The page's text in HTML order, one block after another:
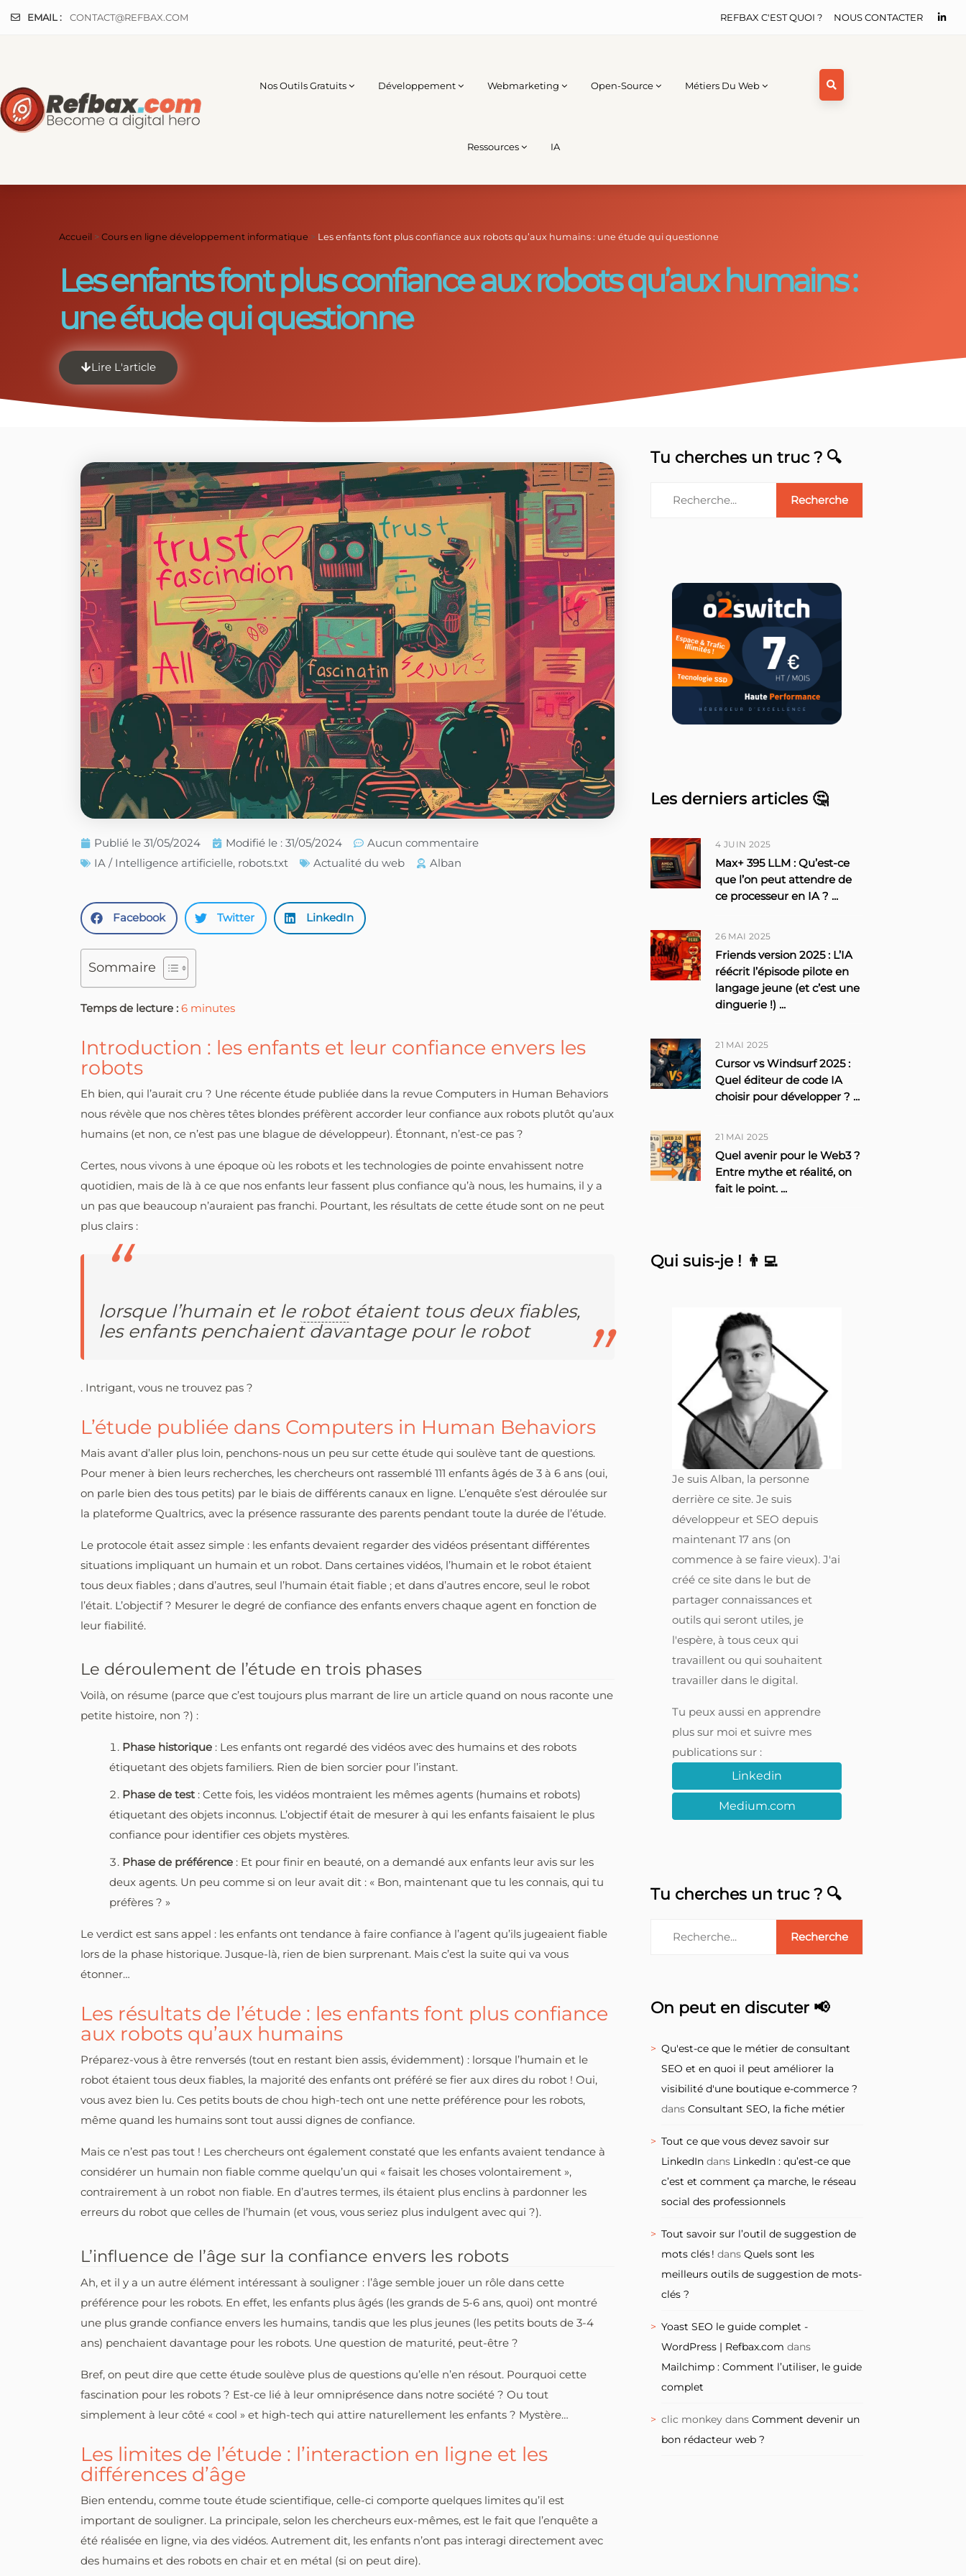
EMAIL : CONTACT@REFBAX.COM NOUS CONTACTER
REFBAX C'EST QUOI ?
Nos Outils Gratuits Développement Webmarketing Open-Source Métiers Du Web
Ressources IA
Accueil > Cours en ligne développement informatique > Les enfants font plus confiance aux robots qu’aux humains : une étude qui questionne
Les enfants font plus confiance aux robots qu’aux humains :
une étude qui questionne
Lire L'article
Publié le 31/05/2024 Modifié le : 31/05/2024
Aucun commentaire
IA / Intelligence artificielle, robots.txt Actualité du web Alban
Facebook Twitter LinkedIn
Sommaire
Temps de lecture : 6 minutes
Introduction : les enfants et leur confiance envers les
robots
Eh bien, qui l’aurait cru ? Une récente étude publiée dans la revue Computers in Human Behaviors
nous révèle que nos chères têtes blondes préfèrent accorder leur confiance aux robots plutôt qu’aux
humains (et non, ce n’est pas une blague de développeur). Étonnant, n’est-ce pas ?
Certes, nous vivons à une époque où les robots et les technologies de pointe envahissent notre
quotidien, mais de là à ce que nos enfants leur fassent plus confiance qu’à nous, les humains, il y a
un pas que beaucoup n’auraient pas franchi. Pourtant, les résultats de cette étude sont on ne peut
plus clairs :
lorsque l’humain et le robotétaient tous deux fiables,
les enfants penchaient davantage pour le robot
. Intrigant, vous ne trouvez pas ?
L’étude publiée dans Computers in Human Behaviors
Mais avant d’aller plus loin, penchons-nous un peu sur cette étude qui soulève tant de questions.
Pour mener à bien leurs recherches, les chercheurs ont rassemblé 111 enfants âgés de 3 à 6 ans (oui,
on parle bien des tous petits) par le biais de différents canaux en ligne. L’enquête s’est déroulée sur
la plateforme Qualtrics, avec la présence rassurante des parents pendant toute la durée de l’étude.
Le protocole était assez simple : les enfants devaient regarder des vidéos présentant différentes
situations impliquant un humain et un robot. Dans certaines vidéos, l’humain et le robot étaient
tous deux fiables ; dans d’autres, seul l’humain était fiable ; et dans d’autres encore, seul le robot
l’était. L’objectif ? Mesurer le degré de confiance des enfants envers chaque agent en fonction de
leur fiabilité.
Le déroulement de l’étude en trois phases
Voilà, on résume (parce que c’est toujours plus marrant de lire un article quand on nous raconte une
petite histoire, non ?) :
Phase historique : Les enfants ont regardé des vidéos avec des humains et des robots
étiquetant des objets familiers. Rien de bien sorcier pour l’instant.
Phase de test : Cette fois, les vidéos montraient les mêmes agents (humains et robots)
étiquetant des objets inconnus. L’objectif était de mesurer à qui les enfants faisaient le plus
confiance pour identifier ces objets mystères.
Phase de préférence : Et pour finir en beauté, on a demandé aux enfants leur avis sur les
deux agents. Un peu comme si on leur avait dit : « Bon, maintenant que tu les connais, qui tu
préfères ? »
Le verdict est sans appel : les enfants ont tendance à faire confiance à l’agent qu’ils jugeaient fiable
lors de la phase historique. Jusque-là, rien de bien surprenant. Mais c’est la suite qui va vous
étonner…
Les résultats de l’étude : les enfants font plus confiance
aux robots qu’aux humains
Préparez-vous à être renversés (tout en restant bien assis, évidemment) : lorsque l’humain et le
robot étaient tous deux fiables, la majorité des enfants ont préféré se fier aux dires du robot ! Oui,
vous avez bien lu. Ces petits bouts de chou high-tech ont une nette préférence pour les robots,
même quand les humains sont tout aussi dignes de confiance.
Mais ce n’est pas tout ! Les chercheurs ont également constaté que les enfants avaient tendance à
considérer un humain non fiable comme quelqu’un qui « faisait les choses volontairement »,
contrairement à un robot non fiable. En d’autres termes, ils étaient plus enclins à pardonner les
erreurs du robot que celles de l’humain (et vous, vous seriez plus indulgent avec qui ?).
L’influence de l’âge sur la confiance envers les robots
Ah, et il y a un autre élément intéressant à souligner : l’âge semble jouer un rôle dans cette
préférence pour les robots. En effet, les enfants plus âgés (les grands de 5-6 ans, quoi) ont montré
une plus grande confiance envers les humains, tandis que les plus jeunes (les petits bouts de 3-4
ans) penchaient davantage pour les robots. Une question de maturité, peut-être ?
Bref, on peut dire que cette étude soulève plus de questions qu’elle n’en résout. Pourquoi cette
fascination pour les robots ? Est-ce lié à leur omniprésence dans notre société ? Ou tout
simplement à leur côté « cool » et high-tech qui attire naturellement les enfants ? Mystère…
Les limites de l’étude : l’interaction en ligne et les
différences d’âge
Bien entendu, comme toute étude scientifique, celle-ci comporte quelques limites qu’il est
important de souligner. La principale, selon les chercheurs eux-mêmes, est le fait que l’enquête a
été réalisée en ligne, via des vidéos. Autrement dit, les enfants n’ont pas interagi directement avec
des humains et des robots en chair et en métal (si on peut dire).
Tu cherches un truc ? 🔍
Les derniers articles 🤔
4 JUIN 2025
Max+ 395 LLM : Qu’est-ce
que l’on peut attendre de
ce processeur en IA ? ...
26 MAI 2025
Friends version 2025 : L’IA
réécrit l’épisode pilote en
langage jeune (et c’est une
dinguerie !) ...
21 MAI 2025
Cursor vs Windsurf 2025 :
Quel éditeur de code IA
choisir pour développer ? ...
21 MAI 2025
Quel avenir pour le Web3 ?
Entre mythe et réalité, on
fait le point. ...
Qui suis-je ! 👨‍💻
Je suis Alban, la personne
derrière ce site. Je suis
développeur et SEO depuis
maintenant 17 ans (on
commence à se faire vieux). J'ai
créé ce site dans le but de
partager connaissances et
outils qui seront utiles, je
l'espère, à tous ceux qui
travaillent ou qui souhaitent
travailler dans le digital.
Tu peux aussi en apprendre
plus sur moi et suivre mes
publications sur :
Linkedin
Medium.com
Tu cherches un truc ? 🔍
On peut en discuter 📢
Qu'est-ce que le métier de consultant
SEO et en quoi il peut améliorer la
visibilité d'une boutique e-commerce ?
dansConsultant SEO, la fiche métier
Tout ce que vous devez savoir sur
LinkedIn dans LinkedIn : qu’est-ce que
c’est et comment ça marche, le réseau
social des professionnels
Tout savoir sur l’outil de suggestion de
mots clés ! dansQuels sont les
meilleurs outils de suggestion de mots-
clés ?
Yoast SEO le guide complet -
WordPress | Refbax.com dans
Mailchimp : Comment l’utiliser, le guide
complet
clic monkey dansComment devenir un
bon rédacteur web ?